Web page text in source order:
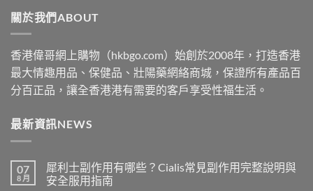
關於我們ABOUT
香港偉哥網上購物（hkbgo.com）始創於2008年，打造香港
最大情趣用品、保健品、壯陽藥網絡商城，保證所有產品百
分百正品，讓全香港港有需要的客戶享受性福生活。
最新資訊NEWS
07
8 月
犀利士副作用有哪些？Cialis常見副作用完整說明與
安全服用指南